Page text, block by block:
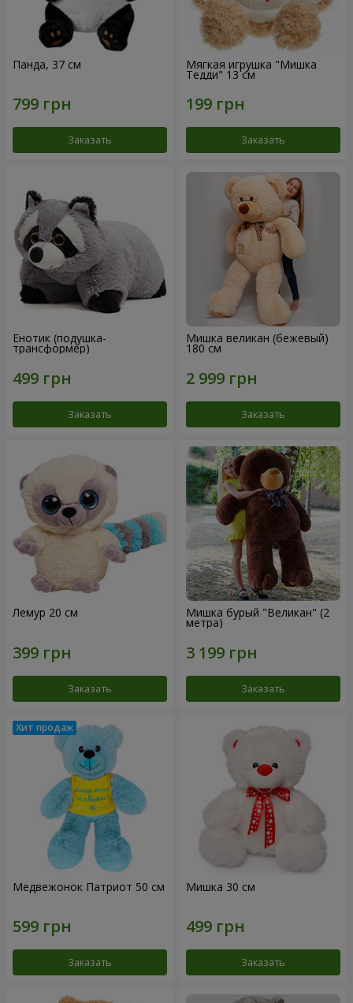
Панда, 37 см
Заказать
Мягкая игрушка "Мишка
Тедди" 13 см
Заказать
Енотик (подушка-
трансформер)
Заказать
Мишка великан (бежевый)
180 см
Заказать
Лемур 20 см
Заказать
Мишка бурый "Великан" (2
метра)
Заказать
Медвежонок Патриот 50 см
Заказать
Мишка 30 см
Заказать